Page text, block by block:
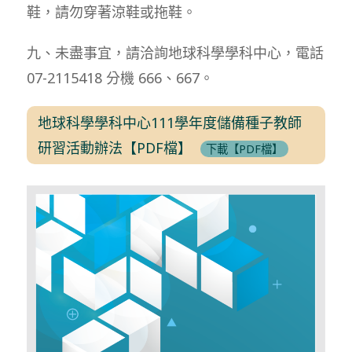
鞋，請勿穿著涼鞋或拖鞋。
九、未盡事宜，請洽詢地球科學學科中心，電話
07-2115418 分機 666、667。
地球科學學科中心111學年度儲備種子教師
研習活動辦法【PDF檔】
下載【PDF檔】